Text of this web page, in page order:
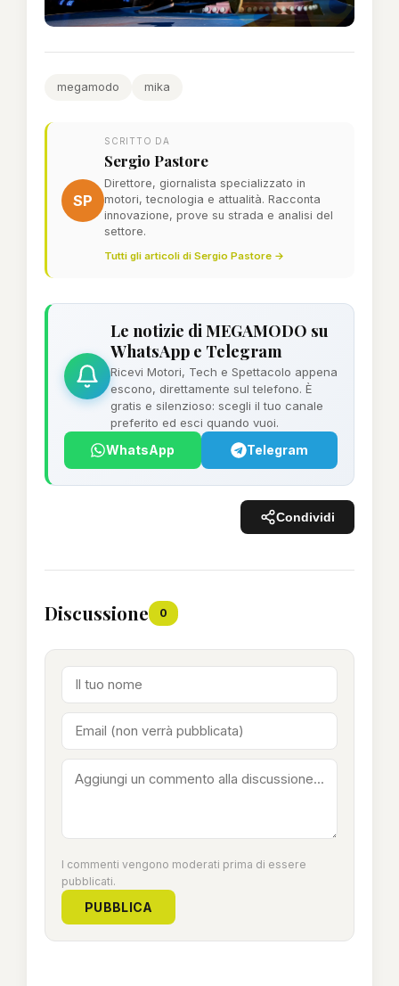
megamodo mika
SP
SCRITTO DA
Sergio Pastore
Direttore, giornalista specializzato in
motori, tecnologia e attualità. Racconta
innovazione, prove su strada e analisi del
settore.
Tutti gli articoli di Sergio Pastore →
Le notizie di MEGAMODO su
WhatsApp e Telegram
Ricevi Motori, Tech e Spettacolo appena
escono, direttamente sul telefono. È
gratis e silenzioso: scegli il tuo canale
preferito ed esci quando vuoi.
WhatsApp Telegram
Condividi
Discussione 0
I commenti vengono moderati prima di essere
pubblicati.
PUBBLICA